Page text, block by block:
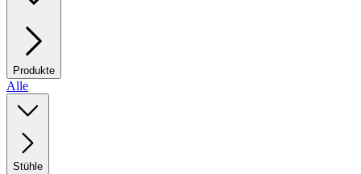
Produkte
Alle
Stühle